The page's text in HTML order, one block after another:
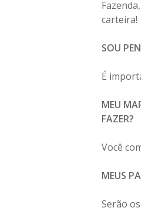
carteira!
SOU
É
MEU
FAZER?
Você
MEUS
Serão